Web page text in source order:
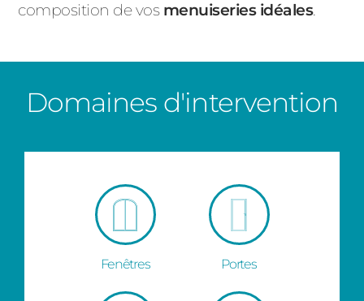
composition de vos menuiseries idéales.
Domaines d'intervention
Fenêtres Portes